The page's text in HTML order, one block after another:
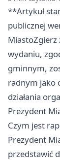
**Artykuł
publicznej
MiastoZgierz
wydaniu,
gminnym,
radnym jako
działania
Prezydent
Czym jest
Prezydent
przedstawić